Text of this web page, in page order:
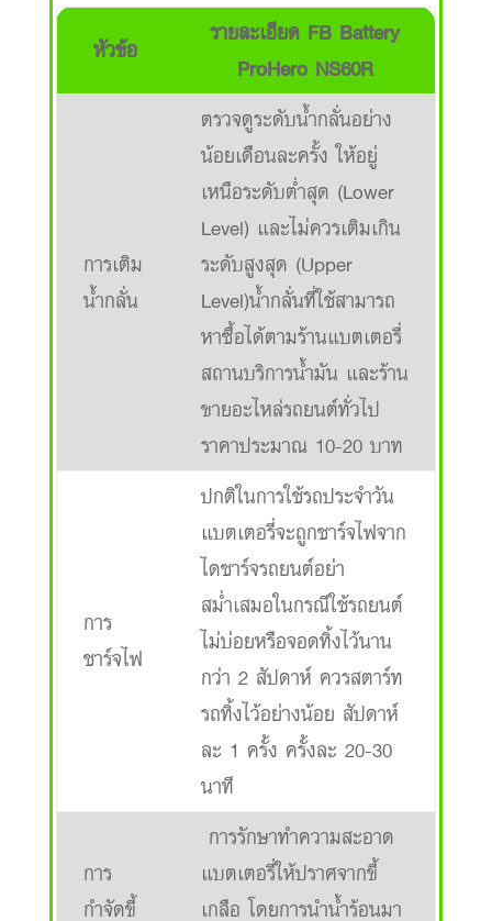
หัวข้อ
รายละเอียด FB Battery
ProHero NS60R
การเติม
น้ำกลั่น
ตรวจดูระดับน้ำกลั่นอย่าง
น้อยเดือนละครั้ง ให้อยู่
เหนือระดับต่ำสุด (Lower
Level) และไม่ควรเติมเกิน
ระดับสูงสุด (Upper
Level)น้ำกลั่นที่ใช้สามารถ
หาซื้อได้ตามร้านแบตเตอรี่
สถานบริการน้ำมัน และร้าน
ขายอะไหล่รถยนต์ทั่วไป
ราคาประมาณ 10-20 บาท
การ
ชาร์จไฟ
ปกติในการใช้รถประจำวัน
แบตเตอรี่จะถูกชาร์จไฟจาก
ไดชาร์จรถยนต์อย่า
สม่ำเสมอในกรณีใช้รถยนต์
ไม่บ่อยหรือจอดทิ้งไว้นาน
กว่า 2 สัปดาห์ ควรสตาร์ท
รถทิ้งไว้อย่างน้อย สัปดาห์
ละ 1 ครั้ง ครั้งละ 20-30
นาที
การ
กำจัดขี้
การรักษาทำความสะอาด
แบตเตอรี่ให้ปราศจากขี้
เกลือ โดยการนำน้ำร้อนมา